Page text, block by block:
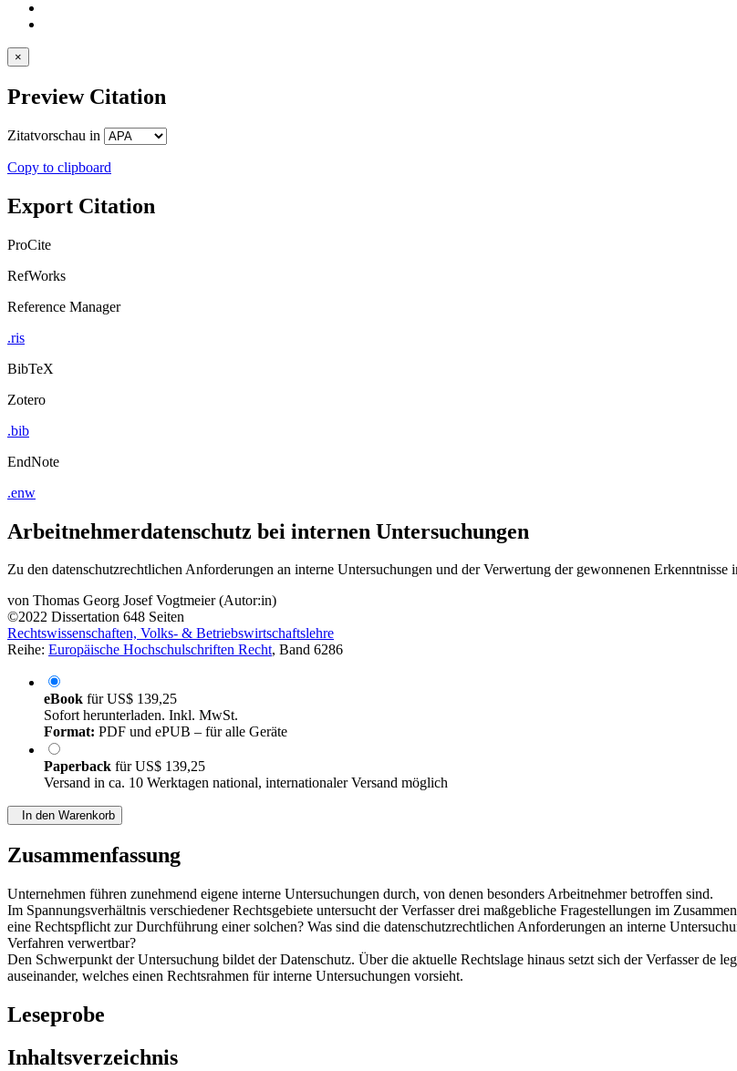
×
Preview Citation
Zitatvorschau in
Copy to clipboard
Export Citation
ProCite
RefWorks
Reference Manager
.ris
BibTeX
Zotero
.bib
EndNote
.enw
Arbeitnehmerdatenschutz bei internen Untersuchungen
Zu den datenschutzrechtlichen Anforderungen an interne Untersuchungen und der Verwertung der gewonnenen
von Thomas Georg Josef Vogtmeier (Autor:in)
©2022 Dissertation 648 Seiten
Rechtswissenschaften, Volks- & Betriebswirtschaftslehre
Reihe: Europäische Hochschulschriften Recht, Band 6286
eBook fürUS$ 139,25
Sofort herunterladen. Inkl. MwSt.
Format: PDF und ePUB – für alle Geräte
Paperback fürUS$ 139,25
Versand in ca. 10 Werktagen national, internationaler Versand möglich
In den Warenkorb
Zusammenfassung
Unternehmen führen zunehmend eigene interne Untersuchungen durch, von denen besonders Arbeitnehmer betroffen sind.
Im Spannungsverhältnis verschiedener Rechtsgebiete untersucht der Verfasser drei maßgebliche Fragestellungen im
eine Rechtspflicht zur Durchführung einer solchen? Was sind die datenschutzrechtlichen Anforderungen an interne
Verfahren verwertbar?
Den Schwerpunkt der Untersuchung bildet der Datenschutz. Über die aktuelle Rechtslage hinaus setzt sich der Verfasser de
auseinander, welches einen Rechtsrahmen für interne Untersuchungen vorsieht.
Leseprobe
Inhaltsverzeichnis